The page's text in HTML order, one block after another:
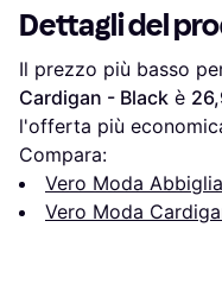
Dettagli del
Il prezzo più basso
Cardigan - Black è
l'offerta più
Compara:
Vero Moda
Vero Moda